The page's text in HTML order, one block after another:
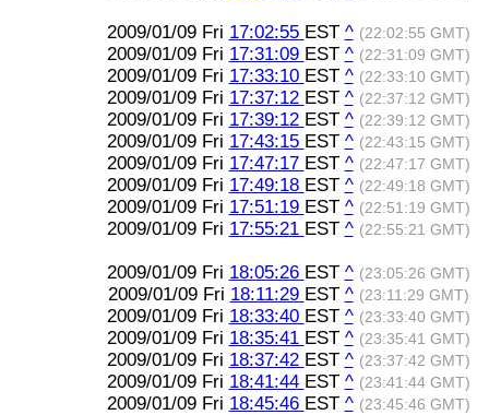
2009/01/09 Fri 17:02:55 EST ^ (22:02:55 GMT)
2009/01/09 Fri 17:31:09 EST ^ (22:31:09 GMT)
2009/01/09 Fri 17:33:10 EST ^ (22:33:10 GMT)
2009/01/09 Fri 17:37:12 EST ^ (22:37:12 GMT)
2009/01/09 Fri 17:39:12 EST ^ (22:39:12 GMT)
2009/01/09 Fri 17:43:15 EST ^ (22:43:15 GMT)
2009/01/09 Fri 17:47:17 EST ^ (22:47:17 GMT)
2009/01/09 Fri 17:49:18 EST ^ (22:49:18 GMT)
2009/01/09 Fri 17:51:19 EST ^ (22:51:19 GMT)
2009/01/09 Fri 17:55:21 EST ^ (22:55:21 GMT)
2009/01/09 Fri 18:05:26 EST ^ (23:05:26 GMT)
2009/01/09 Fri 18:11:29 EST ^ (23:11:29 GMT)
2009/01/09 Fri 18:33:40 EST ^ (23:33:40 GMT)
2009/01/09 Fri 18:35:41 EST ^ (23:35:41 GMT)
2009/01/09 Fri 18:37:42 EST ^ (23:37:42 GMT)
2009/01/09 Fri 18:41:44 EST ^ (23:41:44 GMT)
2009/01/09 Fri 18:45:46 EST ^ (23:45:46 GMT)